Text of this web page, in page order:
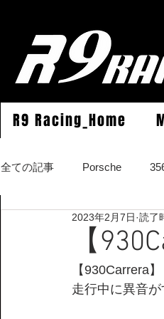
R9 Racing_Home
全ての記事 Porsche
964Carrera2/Werks turbo
996Carrera2/4/S/turbo/S
【
2023年2月7日 読了
【930Carrera】
走行中に異音が